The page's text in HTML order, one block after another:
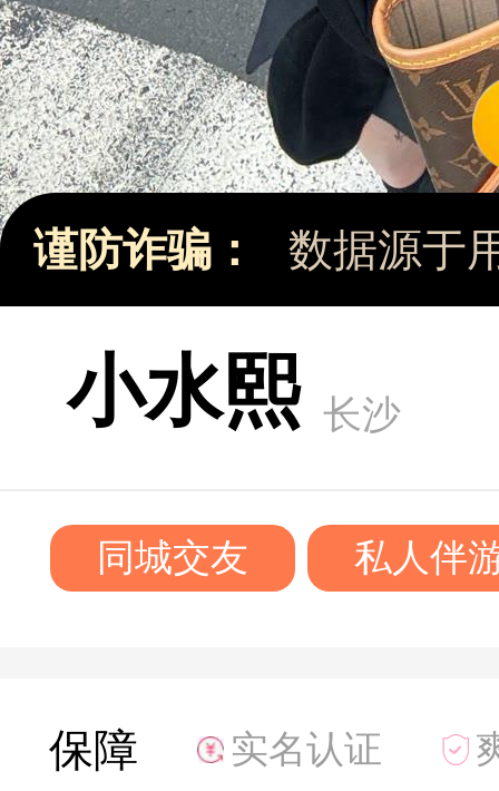
谨防诈骗： 数据源于
小水熙 长沙
同城交友 私人伴
保障 实名认证